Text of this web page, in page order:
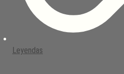
Leyendas